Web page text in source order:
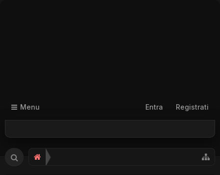
Menu Entra Registrati